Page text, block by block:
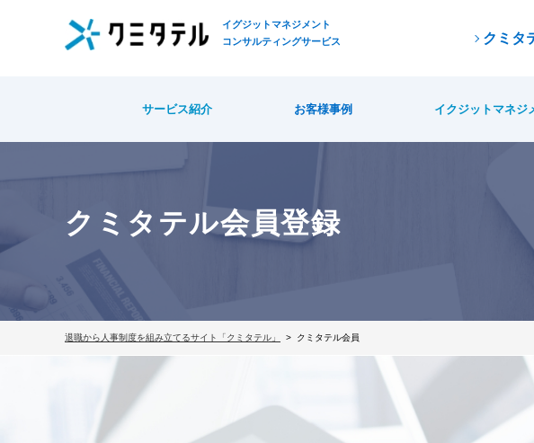
イグジットマネジメント
コンサルティングサービス
クミタ
サービス紹介 お客様事例 イクジットマネジ
クミタテル会員登録
退職から人事制度を組み立てるサイト「クミタテル」 クミタテル会員